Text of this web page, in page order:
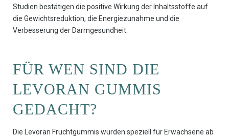
Studien bestätigen die positive Wirkung der Inhaltsstoffe auf
die Gewichtsreduktion, die Energiezunahme und die
Verbesserung der Darmgesundheit.
FÜR WEN SIND DIE
LEVORAN GUMMIS
GEDACHT?
Die Levoran Fruchtgummis wurden speziell für Erwachsene ab